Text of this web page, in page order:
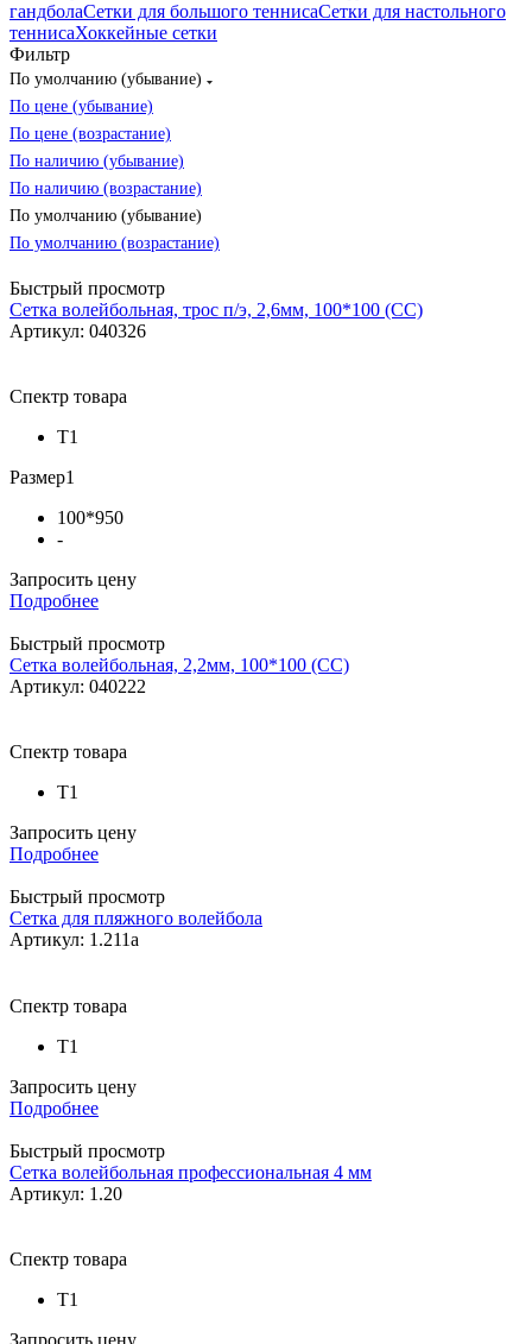
гандболаСетки для большого теннисаСетки для настольного
теннисаХоккейные сетки
Фильтр
По умолчанию (убывание)
По цене (убывание)
По цене (возрастание)
По наличию (убывание)
По наличию (возрастание)
По умолчанию (убывание)
По умолчанию (возрастание)
Быстрый просмотр
Сетка волейбольная, трос п/э, 2,6мм, 100*100 (СС)
Артикул: 040326
Спектр товара
Т1
Размер1
100*950
-
Запросить цену
Подробнее
Быстрый просмотр
Сетка волейбольная, 2,2мм, 100*100 (СС)
Артикул: 040222
Спектр товара
Т1
Запросить цену
Подробнее
Быстрый просмотр
Сетка для пляжного волейбола
Артикул: 1.211а
Спектр товара
Т1
Запросить цену
Подробнее
Быстрый просмотр
Сетка волейбольная профессиональная 4 мм
Артикул: 1.20
Спектр товара
Т1